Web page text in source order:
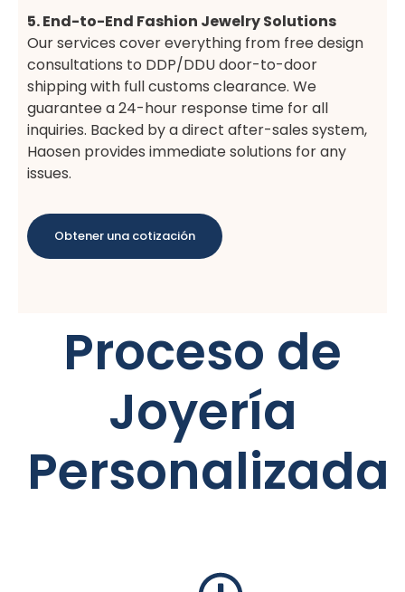
5. End-to-End Fashion Jewelry Solutions
Our services cover everything from free design
consultations to DDP/DDU door-to-door
shipping with full customs clearance. We
guarantee a 24-hour response time for all
inquiries. Backed by a direct after-sales system,
Haosen provides immediate solutions for any
issues.
Obtener una cotización
Proceso de
Joyería
Personalizada